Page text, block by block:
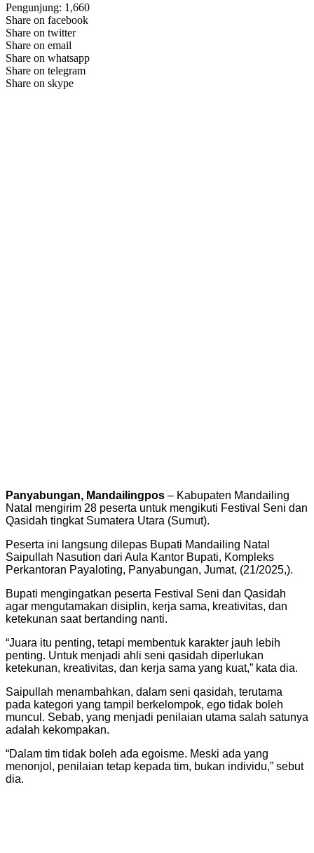
Pengunjung: 1,660
Share on facebook
Share on twitter
Share on email
Share on whatsapp
Share on telegram
Share on skype
Panyabungan, Mandailingpos – Kabupaten Mandailing
Natal mengirim 28 peserta untuk mengikuti Festival Seni dan
Qasidah tingkat Sumatera Utara (Sumut).
Peserta ini langsung dilepas Bupati Mandailing Natal
Saipullah Nasution dari Aula Kantor Bupati, Kompleks
Perkantoran Payaloting, Panyabungan, Jumat, (21/2025,).
Bupati mengingatkan peserta Festival Seni dan Qasidah
agar mengutamakan disiplin, kerja sama, kreativitas, dan
ketekunan saat bertanding nanti.
“Juara itu penting, tetapi membentuk karakter jauh lebih
penting. Untuk menjadi ahli seni qasidah diperlukan
ketekunan, kreativitas, dan kerja sama yang kuat,” kata dia.
Saipullah menambahkan, dalam seni qasidah, terutama
pada kategori yang tampil berkelompok, ego tidak boleh
muncul. Sebab, yang menjadi penilaian utama salah satunya
adalah kekompakan.
“Dalam tim tidak boleh ada egoisme. Meski ada yang
menonjol, penilaian tetap kepada tim, bukan individu,” sebut
dia.